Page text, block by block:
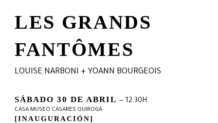
LES GRANDS
FANTÔMES
LOUISE NARBONI + YOANN BOURGEOIS
SÁBADO 30 DE ABRIL — 12:30H
CASA MUSEO CASARES QUIROGA
[INAUGURACIÓN]